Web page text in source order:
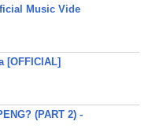
Music Vide
[OFFICIAL]
(PART 2) -